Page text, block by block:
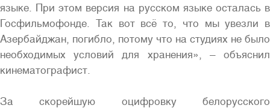
языке. При этом версия на русском языке осталась в
Госфильмофонде. Так вот всё то, что мы увезли в
Азербайджан, погибло, потому что на студиях не было
необходимых условий для хранения», – объяснил
кинематографист.
За скорейшую оцифровку белорусского